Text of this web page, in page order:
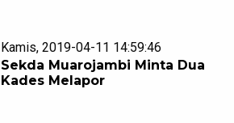
Kamis, 2019-04-11 14:59:46
Sekda Muarojambi Minta Dua
Kades Melapor